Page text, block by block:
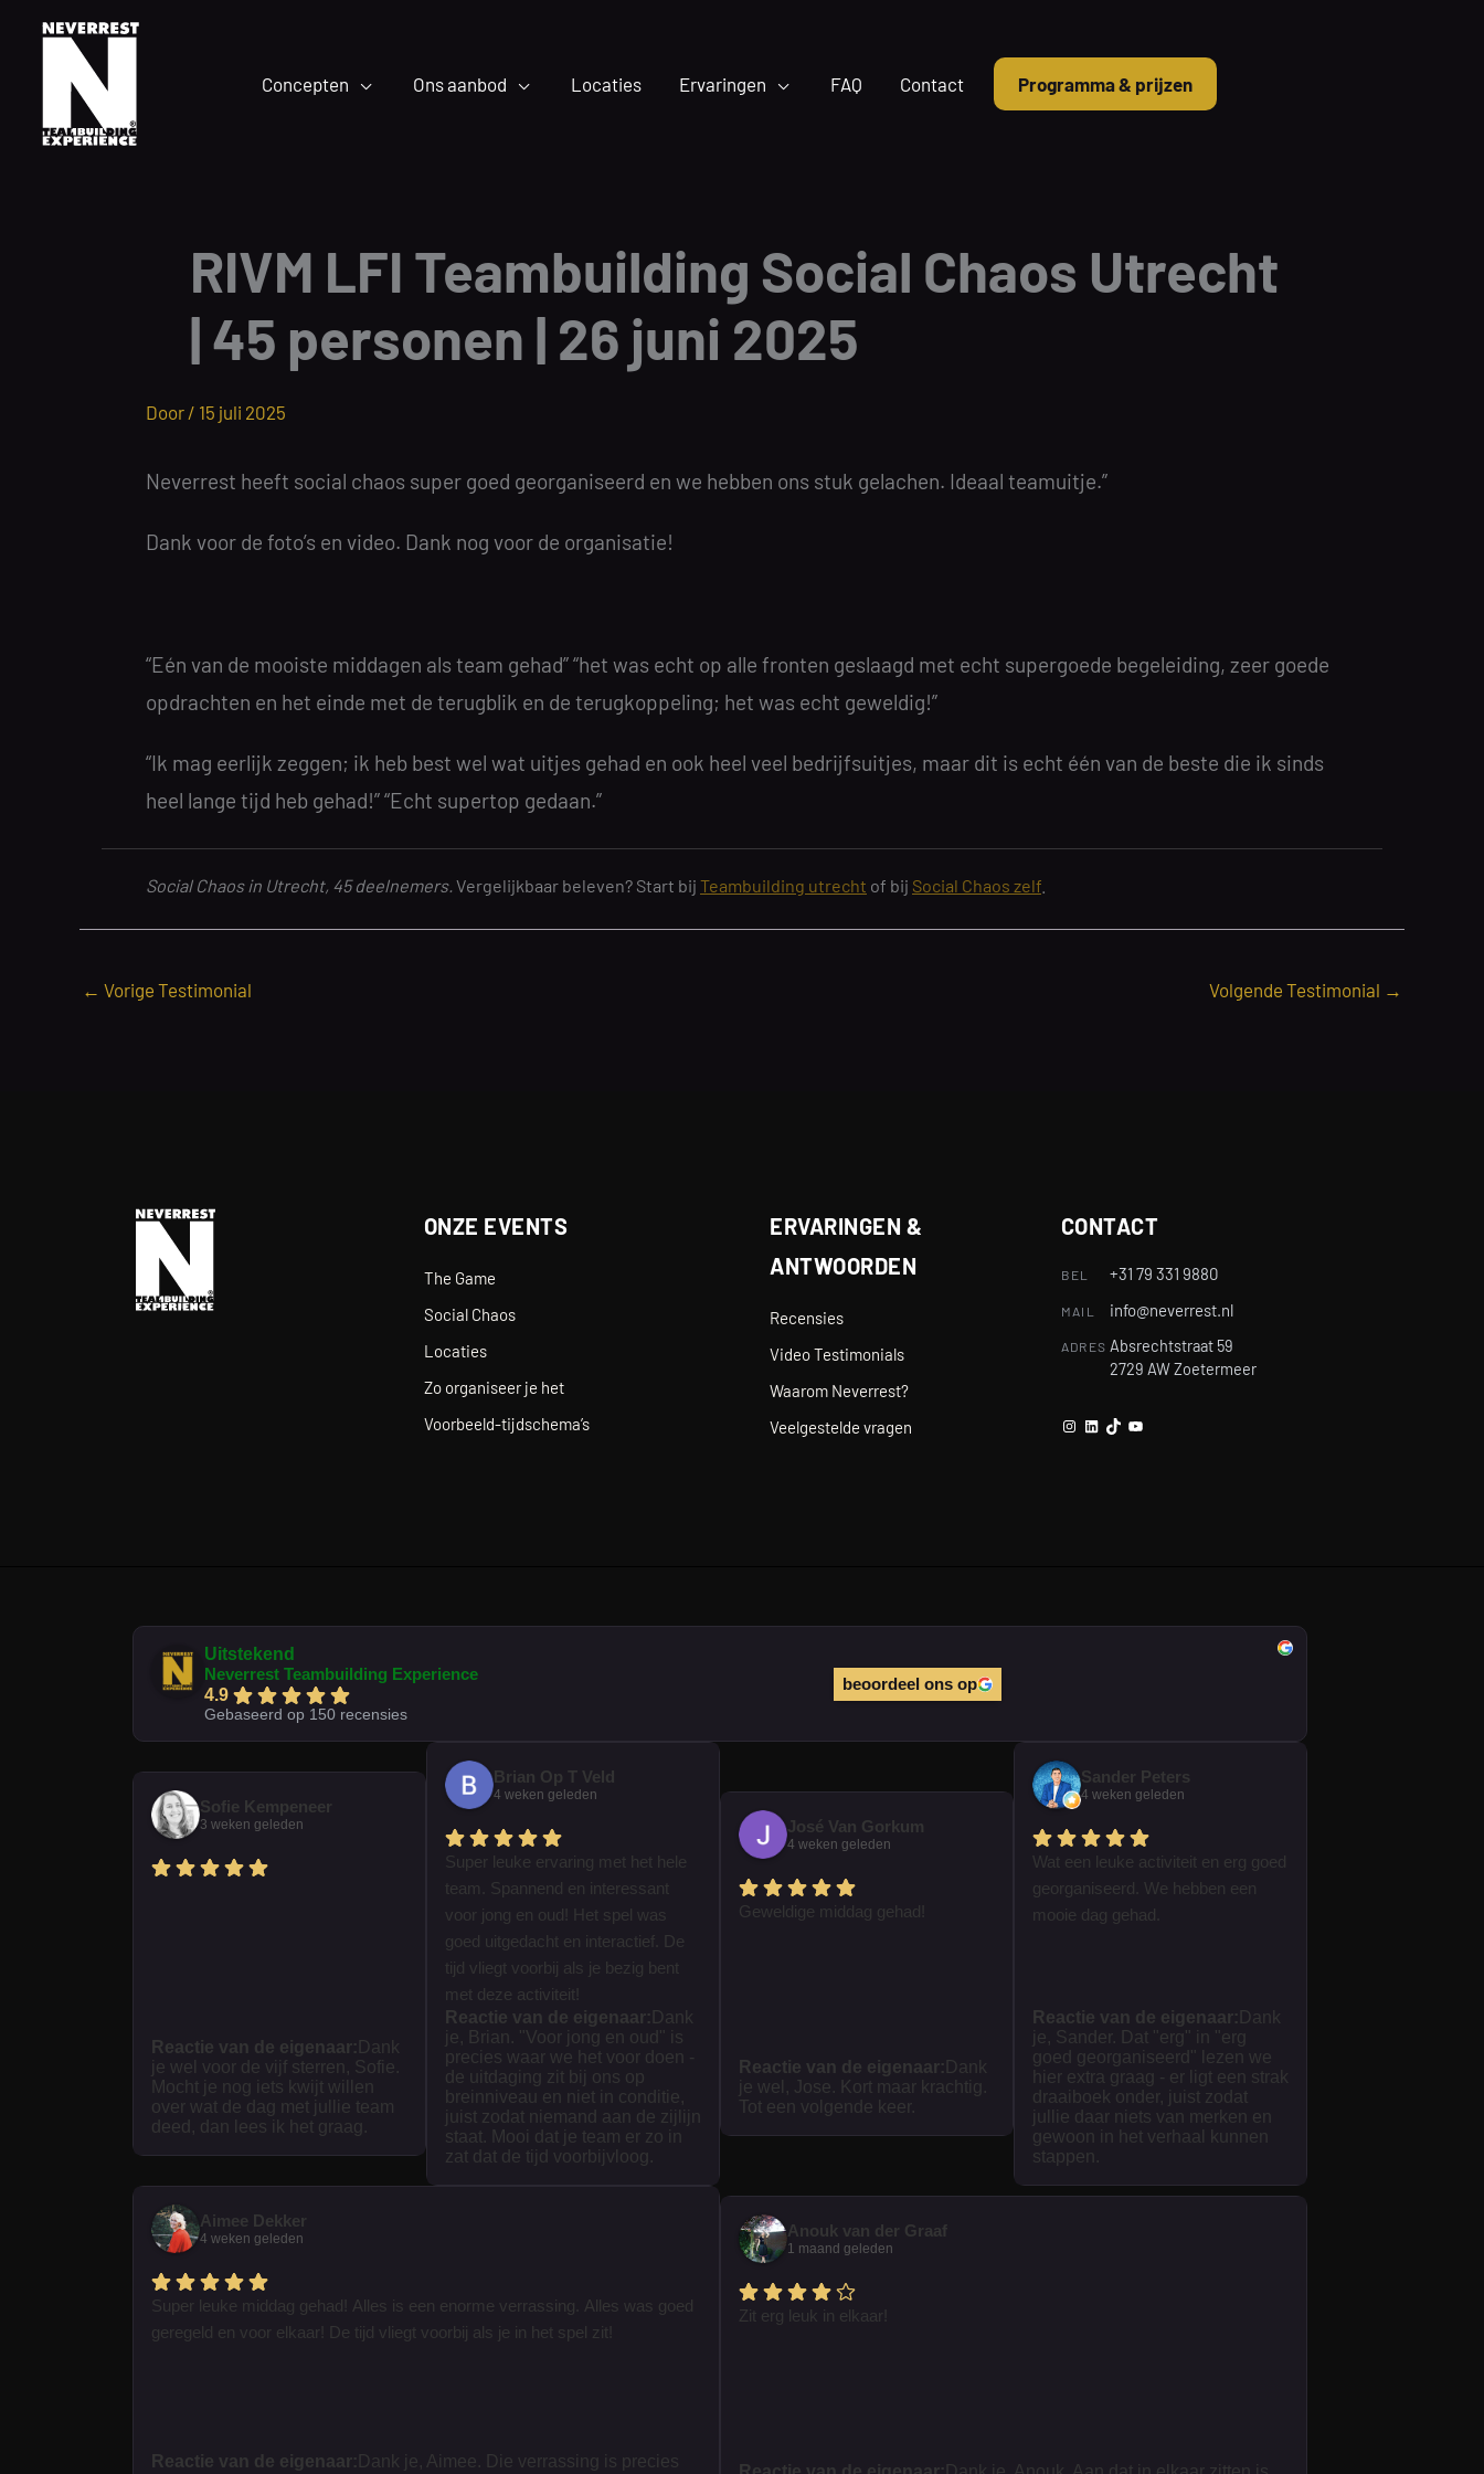
Concepten Ons aanbod Locaties Ervaringen FAQ Contact Programma & prijzen
RIVM LFI Teambuilding Social Chaos Utrecht
| 45 personen | 26 juni 2025
Door / 15 juli 2025
Neverrest heeft social chaos super goed georganiseerd en we hebben ons stuk gelachen. Ideaal teamuitje.”
Dank voor de foto’s en video. Dank nog voor de organisatie!
“Eén van de mooiste middagen als team gehad” “het was echt op alle fronten geslaagd met echt supergoede begeleiding, zeer goede
opdrachten en het einde met de terugblik en de terugkoppeling; het was echt geweldig!”
“Ik mag eerlijk zeggen; ik heb best wel wat uitjes gehad en ook heel veel bedrijfsuitjes, maar dit is echt één van de beste die ik sinds
heel lange tijd heb gehad!” “Echt supertop gedaan.”
Social Chaos in Utrecht, 45 deelnemers. Vergelijkbaar beleven? Start bij Teambuilding utrecht of bij Social Chaos zelf
← Vorige Testimonial Volgende Testimonial →
ONZE EVENTS
The Game
Social Chaos
Locaties
Zo organiseer je het
Voorbeeld-tijdschema’s
ERVARINGEN &
ANTWOORDEN
Recensies
Video Testimonials
Waarom Neverrest?
Veelgestelde vragen
CONTACT
BEL +31 79 331 9880
MAIL info@neverrest.nl
ADRES Absrechtstraat 59
2729 AW Zoetermeer
Instagram
LinkedIn
TikTokYouTube
Uitstekend
Neverrest Teambuilding Experience
4.9
Gebaseerd op 150 recensies
beoordeel ons op
Sofie Kempeneer
3 weken geleden
Reactie van de eigenaar: Dank
je wel voor de vijf sterren, Sofie.
Mocht je nog iets kwijt willen
over wat de dag met jullie team
deed, dan lees ik het graag.
Brian Op T Veld
4 weken geleden
Super leuke ervaring met het hele
team. Spannend en interessant
voor jong en oud! Het spel was
goed uitgedacht en interactief. De
tijd vliegt voorbij als je bezig bent
met deze activiteit!
Reactie van de eigenaar: Dank
je, Brian. "Voor jong en oud" is
precies waar we het voor doen -
de uitdaging zit bij ons op
breinniveau en niet in conditie,
juist zodat niemand aan de zijlijn
staat. Mooi dat je team er zo in
zat dat de tijd voorbijvloog.
José Van Gorkum
4 weken geleden
Geweldige middag gehad!
Reactie van de eigenaar: Dank
je wel, Jose. Kort maar krachtig.
Tot een volgende keer.
Sander Peters
4 weken geleden
Wat een leuke activiteit en erg goed
georganiseerd. We hebben een
mooie dag gehad.
Reactie van de eigenaar: Dank
je, Sander. Dat "erg" in "erg
goed georganiseerd" lezen we
hier extra graag - er ligt een strak
draaiboek onder, juist zodat
jullie daar niets van merken en
gewoon in het verhaal kunnen
stappen.
Aimee Dekker
4 weken geleden
Super leuke middag gehad! Alles is een enorme verrassing. Alles was goed
geregeld en voor elkaar! De tijd vliegt voorbij als je in het spel zit!
Reactie van de eigenaar: Dank je, Aimee. Die verrassing is precies
Anouk van der Graaf
1 maand geleden
Zit erg leuk in elkaar!